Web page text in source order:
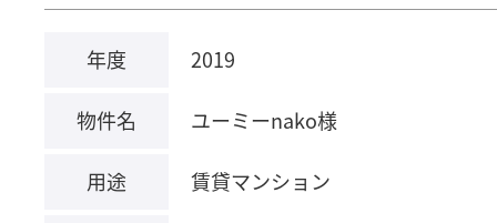
年度 2019
物件名 ユーミーnako様
用途 賃貸マンション